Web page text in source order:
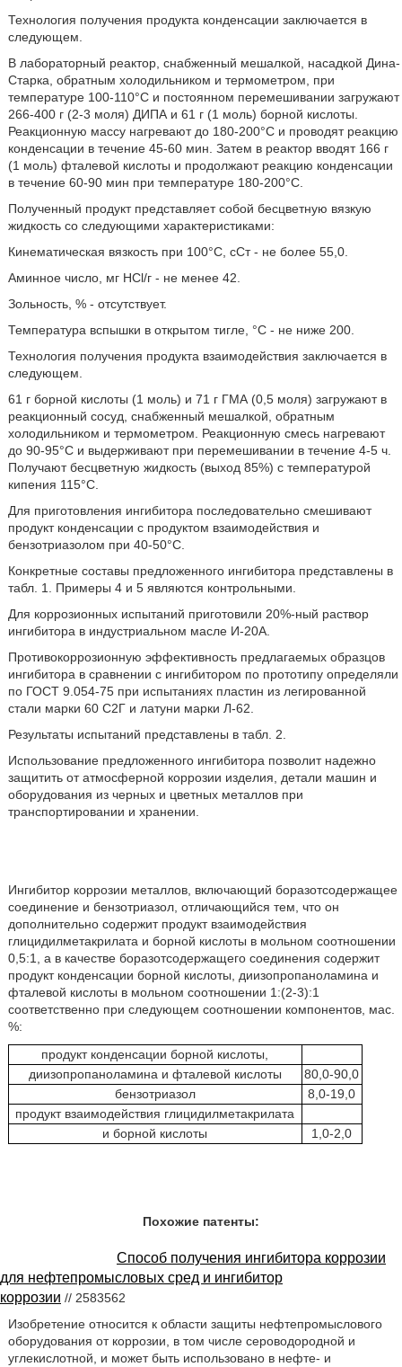
Технология получения продукта конденсации заключается в
следующем.
В лабораторный реактор, снабженный мешалкой, насадкой Дина-
Старка, обратным холодильником и термометром, при
температуре 100-110°C и постоянном перемешивании загружают
266-400 г (2-3 моля) ДИПА и 61 г (1 моль) борной кислоты.
Реакционную массу нагревают до 180-200°C и проводят реакцию
конденсации в течение 45-60 мин. Затем в реактор вводят 166 г
(1 моль) фталевой кислоты и продолжают реакцию конденсации
в течение 60-90 мин при температуре 180-200°C.
Полученный продукт представляет собой бесцветную вязкую
жидкость со следующими характеристиками:
Кинематическая вязкость при 100°C, сСт - не более 55,0.
Аминное число, мг HCl/г - не менее 42.
Зольность, % - отсутствует.
Температура вспышки в открытом тигле, °C - не ниже 200.
Технология получения продукта взаимодействия заключается в
следующем.
61 г борной кислоты (1 моль) и 71 г ГМА (0,5 моля) загружают в
реакционный сосуд, снабженный мешалкой, обратным
холодильником и термометром. Реакционную смесь нагревают
до 90-95°C и выдерживают при перемешивании в течение 4-5 ч.
Получают бесцветную жидкость (выход 85%) с температурой
кипения 115°C.
Для приготовления ингибитора последовательно смешивают
продукт конденсации с продуктом взаимодействия и
бензотриазолом при 40-50°C.
Конкретные составы предложенного ингибитора представлены в
табл. 1. Примеры 4 и 5 являются контрольными.
Для коррозионных испытаний приготовили 20%-ный раствор
ингибитора в индустриальном масле И-20А.
Противокоррозионную эффективность предлагаемых образцов
ингибитора в сравнении с ингибитором по прототипу определяли
по ГОСТ 9.054-75 при испытаниях пластин из легированной
стали марки 60 С2Г и латуни марки Л-62.
Результаты испытаний представлены в табл. 2.
Использование предложенного ингибитора позволит надежно
защитить от атмосферной коррозии изделия, детали машин и
оборудования из черных и цветных металлов при
транспортировании и хранении.
Ингибитор коррозии металлов, включающий боразотсодержащее
соединение и бензотриазол, отличающийся тем, что он
дополнительно содержит продукт взаимодействия
глицидилметакрилата и борной кислоты в мольном соотношении
0,5:1, а в качестве боразотсодержащего соединения содержит
продукт конденсации борной кислоты, диизопропаноламина и
фталевой кислоты в мольном соотношении 1:(2-3):1
соответственно при следующем соотношении компонентов, мас.
%:
продукт конденсации борной кислоты,
диизопропаноламина и фталевой кислоты
80,0-90,0
бензотриазол
8,0-19,0
продукт взаимодействия глицидилметакрилата
и борной кислоты
1,0-2,0
Похожие патенты:
Способ получения ингибитора коррозии
для нефтепромысловых сред и ингибитор
коррозии // 2583562
Изобретение относится к области защиты нефтепромыслового
оборудования от коррозии, в том числе сероводородной и
углекислотной, и может быть использовано в нефте- и